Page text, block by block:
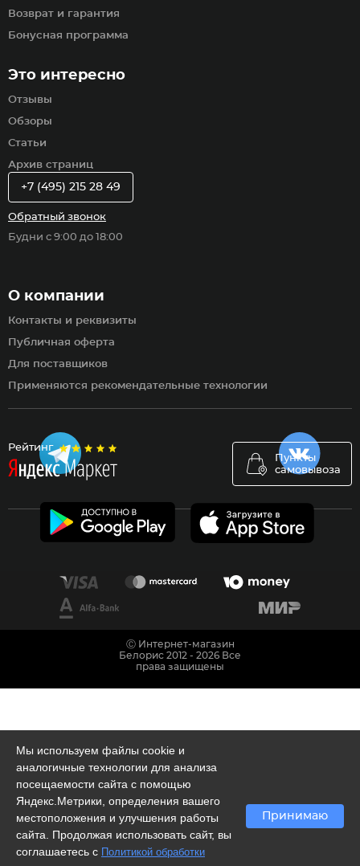
Рейтинг
Пункты
самовывоза
Возврат и гарантия
Бонусная программа
Это интересно
Отзывы
Обзоры
Статьи
Архив страниц
О компании
Контакты и реквизиты
Публичная оферта
Для поставщиков
Применяются рекомендательные технологии
+7 (495) 215 28 49
Обратный звонок
Будни с 9:00 до 18:00
Мы используем файлы cookie и
аналогичные технологии для анализа
посещаемости сайта с помощью
Яндекс.Метрики, определения вашего
местоположения и улучшения работы
сайта. Продолжая использовать сайт, вы
соглашаетесь с Политикой обработки
Принимаю
Ⓒ Интернет-магазин
Белорис 2012 - 2026 Все
права защищены